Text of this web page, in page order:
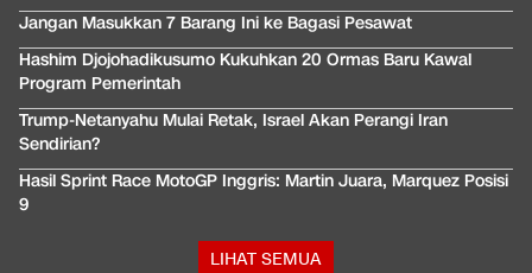
Jangan Masukkan 7 Barang Ini ke Bagasi Pesawat
Hashim Djojohadikusumo Kukuhkan 20 Ormas Baru Kawal
Program Pemerintah
Trump-Netanyahu Mulai Retak, Israel Akan Perangi Iran
Sendirian?
Hasil Sprint Race MotoGP Inggris: Martin Juara, Marquez Posisi
9
LIHAT SEMUA